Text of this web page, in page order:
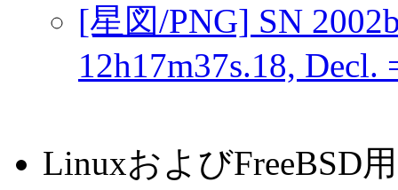
[星図/PNG] SN
12h17m37s.18, Decl.
LinuxおよびFreeBSD